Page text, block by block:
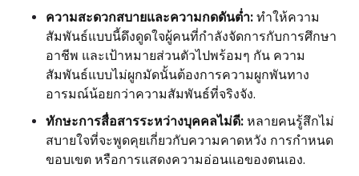
ความสะดวกสบายและความกดดันต่ำ:ทำให้ความ
สัมพันธ์แบบนี้ดึงดูดใจผู้คนที่กำลังจัดการกับการศึกษา
อาชีพ และเป้าหมายส่วนตัวไปพร้อมๆ กัน ความ
สัมพันธ์แบบไม่ผูกมัดนั้นต้องการความผูกพันทาง
อารมณ์น้อยกว่าความสัมพันธ์ที่จริงจัง.
ทักษะการสื่อสารระหว่างบุคคลไม่ดี:หลายคนรู้สึกไม่
สบายใจที่จะพูดคุยเกี่ยวกับความคาดหวัง การกำหนด
ขอบเขต หรือการแสดงความอ่อนแอของตนเอง.